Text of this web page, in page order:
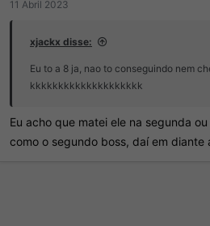
11 Abril 2023
xjackx disse:
Eu to a 8 ja, nao to conseguindo nem
kkkkkkkkkkkkkkkkkkkk
Eu acho que matei ele na segunda
como o segundo boss, daí em diante